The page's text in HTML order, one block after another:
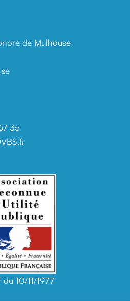
de Mulhouse
35
du 10/11/1977